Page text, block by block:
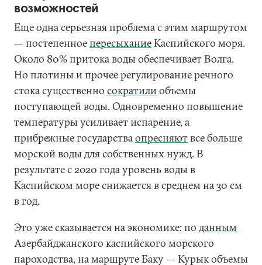
возможностей
Еще одна серьезная проблема с этим маршрутом
— постепенноепересыханиеКаспийского моря.
Около 80% притока воды обеспечивает Волга.
Но плотины и прочее регулирование речного
стока существенно сократилиобъемы
поступающей воды. Одновременно повышение
температуры усиливает испарение, а
прибрежные государстваопресняютвсе больше
морской воды для собственных нужд. В
результате с 2020 года уровень воды в
Каспийском море снижается в среднем на 30 см
в год.
Это уже сказывается на экономике: по данным
Азербайджанского каспийского морского
пароходства, на маршруте Баку — Курык объемы